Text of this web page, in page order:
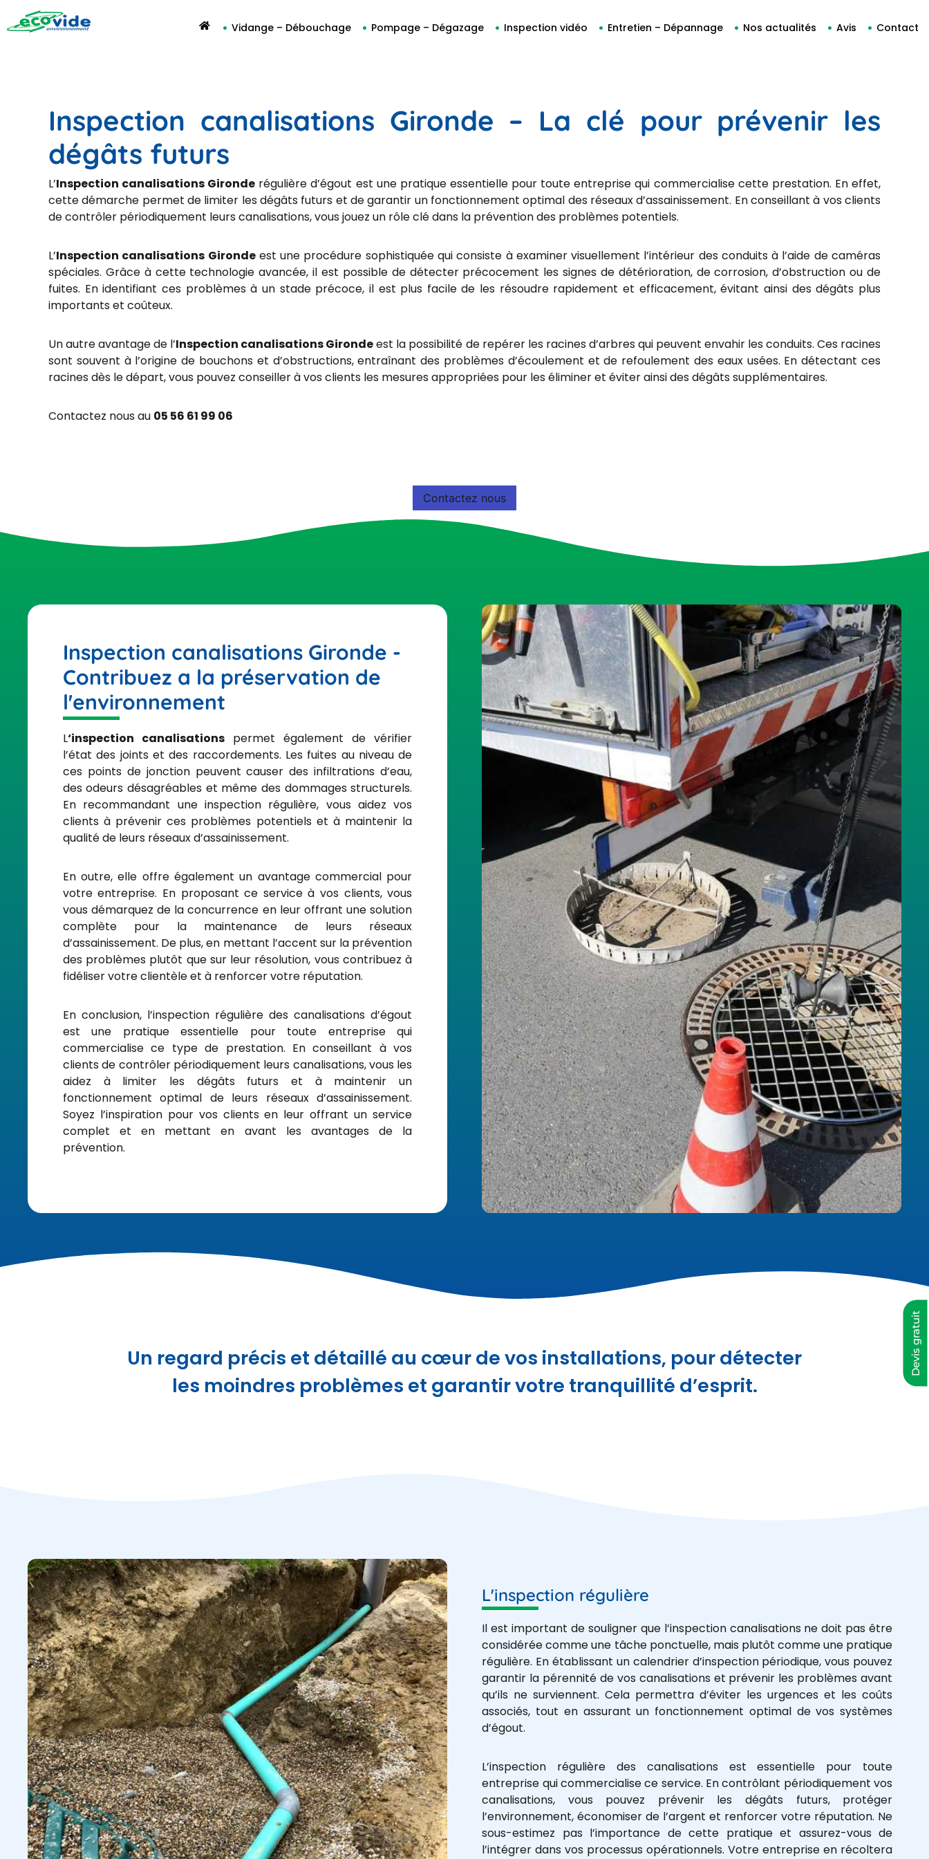
Vidange – Débouchage Pompage – Dégazage Inspection vidéo Entretien – Dépannage Nos actualités Avis Contact
Inspection canalisations Gironde – La clé pour prévenir les
dégâts futurs
L’Inspection canalisations Gironde régulière d’égout est une pratique essentielle pour toute entreprise qui commercialise cette prestation. En effet,
cette démarche permet de limiter les dégâts futurs et de garantir un fonctionnement optimal des réseaux d’assainissement. En conseillant à vos clients
de contrôler périodiquement leurs canalisations, vous jouez un rôle clé dans la prévention des problèmes potentiels.
L’Inspection canalisations Girondeest une procédure sophistiquée qui consiste à examiner visuellement l’intérieur des conduits à l’aide de caméras
spéciales. Grâce à cette technologie avancée, il est possible de détecter précocement les signes de détérioration, de corrosion, d’obstruction ou de
fuites. En identifiant ces problèmes à un stade précoce, il est plus facile de les résoudre rapidement et efficacement, évitant ainsi des dégâts plus
importants et coûteux.
Un autre avantage de l’Inspection canalisations Girondeest la possibilité de repérer les racines d’arbres qui peuvent envahir les conduits. Ces racines
sont souvent à l’origine de bouchons et d’obstructions, entraînant des problèmes d’écoulement et de refoulement des eaux usées. En détectant ces
racines dès le départ, vous pouvez conseiller à vos clients les mesures appropriées pour les éliminer et éviter ainsi des dégâts supplémentaires.
Contactez nous au 05 56 61 99 06
Contactez nous
Inspection canalisations Gironde -
Contribuez a la préservation de
l'environnement
L‘inspection canalisationspermet également de vérifier
l’état des joints et des raccordements. Les fuites au niveau de
ces points de jonction peuvent causer des infiltrations d’eau,
des odeurs désagréables et même des dommages structurels.
En recommandant une inspection régulière, vous aidez vos
clients à prévenir ces problèmes potentiels et à maintenir la
qualité de leurs réseaux d’assainissement.
En outre, elle offre également un avantage commercial pour
votre entreprise. En proposant ce service à vos clients, vous
vous démarquez de la concurrence en leur offrant une solution
complète pour la maintenance de leurs réseaux
d’assainissement. De plus, en mettant l’accent sur la prévention
des problèmes plutôt que sur leur résolution, vous contribuez à
fidéliser votre clientèle et à renforcer votre réputation.
En conclusion, l’inspection régulière des canalisations d’égout
est une pratique essentielle pour toute entreprise qui
commercialise ce type de prestation. En conseillant à vos
clients de contrôler périodiquement leurs canalisations, vous les
aidez à limiter les dégâts futurs et à maintenir un
fonctionnement optimal de leurs réseaux d’assainissement.
Soyez l’inspiration pour vos clients en leur offrant un service
complet et en mettant en avant les avantages de la
prévention.
Un regard précis et détaillé au cœur de vos installations, pour détecter
les moindres problèmes et garantir votre tranquillité d’esprit.
L'inspection régulière
Il est important de souligner que l’inspection canalisations ne doit pas être
considérée comme une tâche ponctuelle, mais plutôt comme une pratique
régulière. En établissant un calendrier d’inspection périodique, vous pouvez
garantir la pérennité de vos canalisations et prévenir les problèmes avant
qu’ils ne surviennent. Cela permettra d’éviter les urgences et les coûts
associés, tout en assurant un fonctionnement optimal de vos systèmes
d’égout.
L’inspection régulière des canalisations est essentielle pour toute
entreprise qui commercialise ce service. En contrôlant périodiquement vos
canalisations, vous pouvez prévenir les dégâts futurs, protéger
l’environnement, économiser de l’argent et renforcer votre réputation. Ne
sous-estimez pas l’importance de cette pratique et assurez-vous de
l’intégrer dans vos processus opérationnels. Votre entreprise en récoltera
Devis gratuit